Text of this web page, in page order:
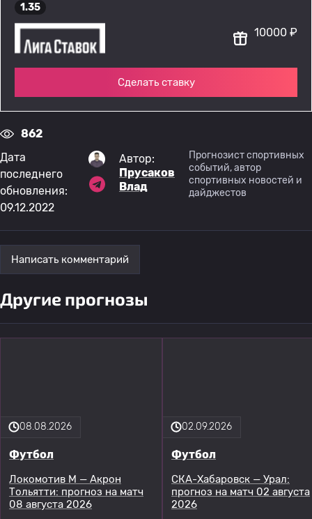
1.35
10000 ₽
Сделать ставку
862
Дата
последнего
обновления:
09.12.2022
Автор:
Прусаков
Влад
Прогнозист спортивных
событий, автор
спортивных новостей и
дайджестов
Написать комментарий
Другие прогнозы
08.08.2026
Футбол
Локомотив М — Акрон
Тольятти: прогноз на матч
08 августа 2026
02.09.2026
Футбол
СКА-Хабаровск — Урал:
прогноз на матч 02 августа
2026